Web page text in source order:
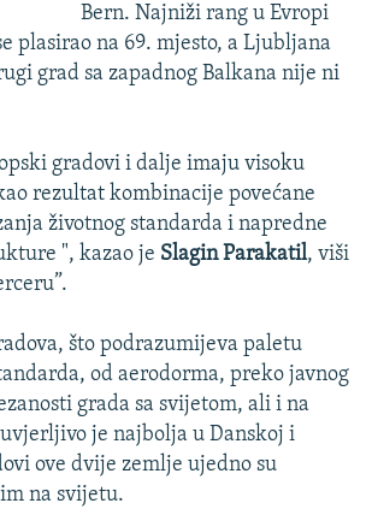
Bern. Najniži rang u Evropi
plasirao na 69. mjesto, a Ljubljana
grad sa zapadnog Balkana nije ni
gradovi i dalje imaju visoku
rezultat kombinacije povećane
životnog standarda i napredne
", kazao je Slagin Parakatil, viši
što podrazumijeva paletu
od aerodorma, preko javnog
grada sa svijetom, ali i na
je najbolja u Danskoj i
ove dvije zemlje ujedno su
na svijetu.